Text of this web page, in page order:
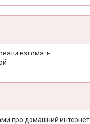
взломать
про домашний интернет